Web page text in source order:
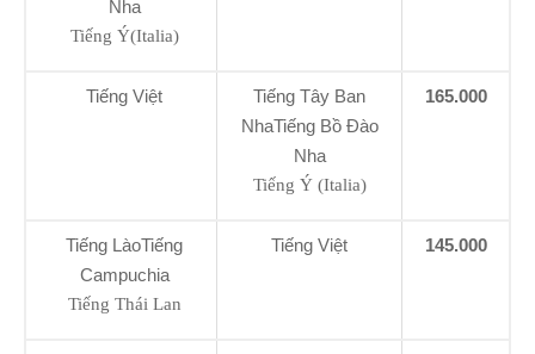
Nha
Tiếng Ý(Italia)
Tiếng Việt
Tiếng Tây Ban
NhaTiếng Bồ Đào
Nha
Tiếng Ý (Italia)
165.000
Tiếng LàoTiếng
Campuchia
Tiếng Thái Lan
Tiếng Việt 145.000